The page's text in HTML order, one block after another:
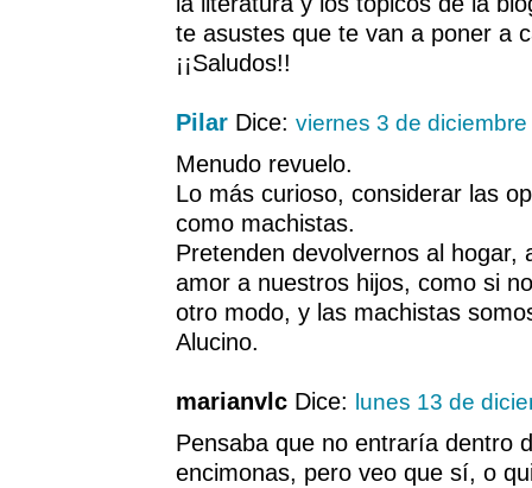
te asustes que te van a poner a
¡¡Saludos!!
Pilar Dice: viernes 3 de
Menudo revuelo.
Lo más curioso, considerar las
como machistas.
Pretenden devolvernos al hogar,
amor a nuestros hijos, como si
otro modo, y las machistas
Alucino.
marianvlc Dice: lunes 13 de
Pensaba que no entraría dentro
encimonas, pero veo que sí, o